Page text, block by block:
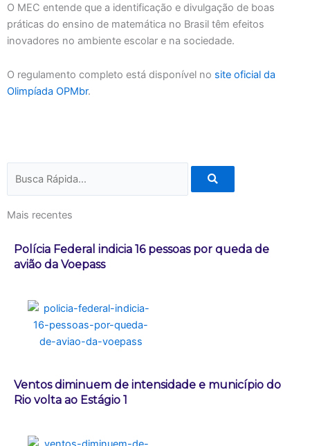
O MEC entende que a identificação e divulgação de boas
práticas do ensino de matemática no Brasil têm efeitos
inovadores no ambiente escolar e na sociedade.
O regulamento completo está disponível no site oficial da
Olimpíada OPMbr.
Mais recentes
Polícia Federal indicia 16 pessoas por queda de
avião da Voepass
Ventos diminuem de intensidade e município do
Rio volta ao Estágio 1